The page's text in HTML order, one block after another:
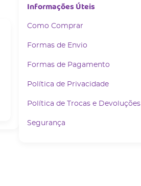
Informações Úteis
Como Comprar
Formas de Envio
Formas de Pagamento
Política de Privacidade
Política de Trocas e Devoluções
Segurança